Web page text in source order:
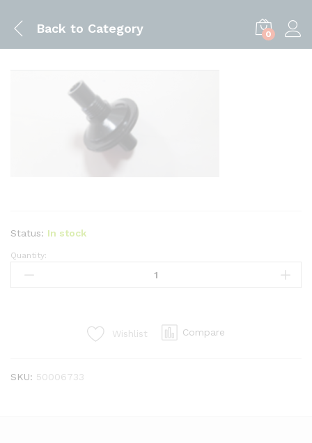
Back to Category 0
Status: In stock
RRFC-
Quantity:
Wishlist Compare
SKU: 50006733